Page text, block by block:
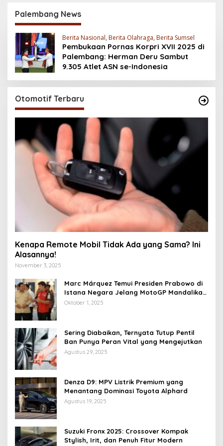
Layar 120 Hz &
Snapdragon 685
Palembang News
Berita Nasional, Berita Olahraga, Berita Sumsel
Pembukaan Pornas Korpri XVII 2025 di
Palembang: Herman Deru Sambut
9.305 Atlet ASN se-Indonesia
Otomotif Terbaru
Kenapa Remote Mobil Tidak Ada yang Sama? Ini
Alasannya!
November 3, 2025
Marc Márquez Temui Presiden Prabowo di
Istana Negara Jelang MotoGP Mandalika
2025
Oktober 1, 2025
Sering Diabaikan, Ternyata Tutup Pentil
Ban Punya Peran Vital yang Mengejutkan
Agustus 29, 2025
Denza D9: MPV Listrik Premium yang
Menantang Dominasi Toyota Alphard
Agustus 19, 2025
Suzuki Fronx 2025: Crossover Kompak
Stylish, Irit, dan Penuh Fitur Modern